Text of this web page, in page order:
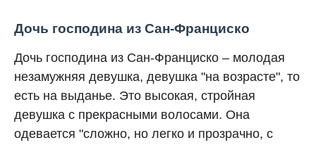
Дочь господина из Сан-Франциско
Дочь господина из Сан-Франциско – молодая
незамужняя девушка, девушка "на возрасте", то
есть на выданье. Это высокая, стройная
девушка с прекрасными волосами. Она
одевается "сложно, но легко и прозрачно, с